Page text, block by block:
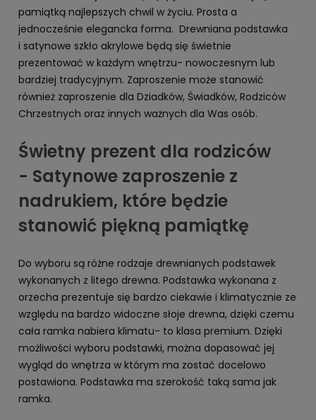
pamiątką najlepszych chwil w życiu. Prosta a
jednocześnie elegancka forma. Drewniana podstawka
i satynowe szkło akrylowe będą się świetnie
prezentować w każdym wnętrzu- nowoczesnym lub
bardziej tradycyjnym. Zaproszenie może stanowić
również zaproszenie dla Dziadków, Świadków, Rodziców
Chrzestnych oraz innych ważnych dla Was osób.
Świetny prezent dla rodziców
- Satynowe zaproszenie z
nadrukiem, które będzie
stanowić piękną pamiątkę
Do wyboru są różne rodzaje drewnianych podstawek
wykonanych z litego drewna. Podstawka wykonana z
orzecha prezentuje się bardzo ciekawie i klimatycznie ze
względu na bardzo widoczne słoje drewna, dzięki czemu
cała ramka nabiera klimatu- to klasa premium. Dzięki
możliwości wyboru podstawki, można dopasować jej
wygląd do wnętrza w którym ma zostać docelowo
postawiona. Podstawka ma szerokość taką sama jak
ramka.